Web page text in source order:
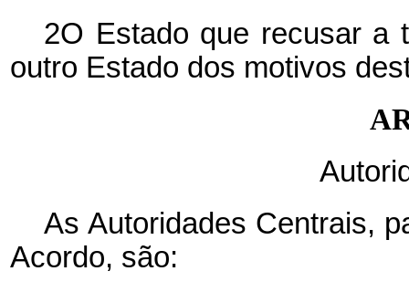
2O Estado que recusar a
outro Estado dos motivos
As Autoridades Centrais,
Acordo, são: